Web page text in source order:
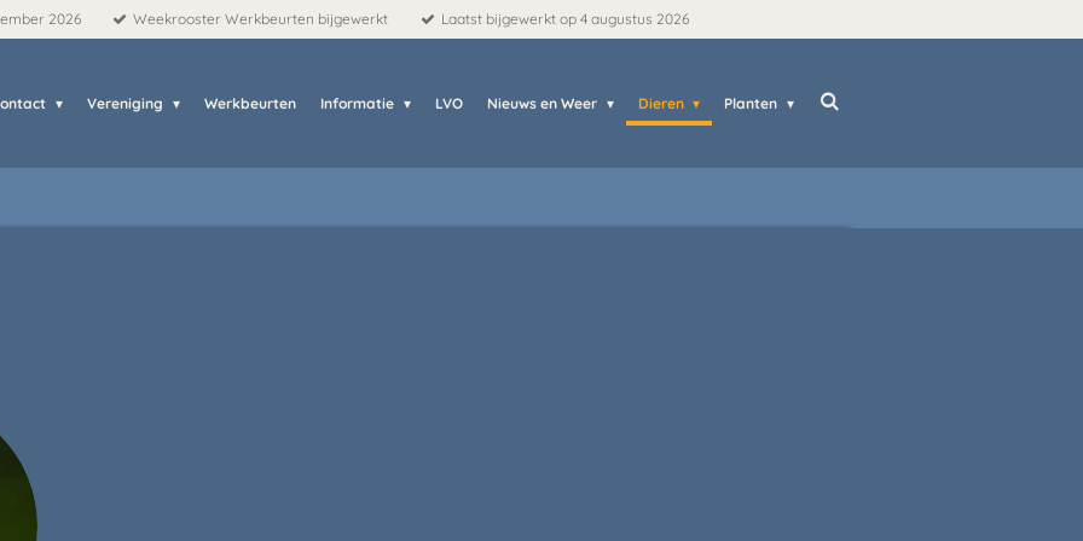
2026 Weekrooster Werkbeurten bijgewerkt Laatst bijgewerkt op 4 augustus 2026
Vereniging Werkbeurten Informatie LVO Nieuws en Weer Dieren Planten